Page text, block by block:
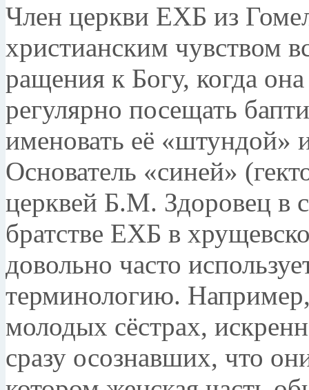
Член церкви ЕХБ из
христианским чув­ством
ращения к Богу, когда
регулярно посещать
именовать её
Основатель «синей»
церквей Б.М. Здоровец в
братстве ЕХБ в
довольно часто
терминологию. На­пример,
молодых сёстрах,
сразу осознавших, что